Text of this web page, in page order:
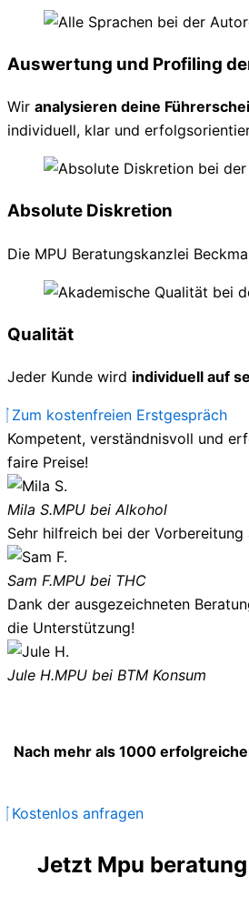
Auswertung und Profiling
Wir analysieren deine
individuell, klar und
Absolute Diskretion
Die MPU Beratungskanzlei
Qualität
Jeder Kunde wird individuell auf
Zum kostenfreien Erstgespräch
Kompetent, verständnisvoll und
faire Preise!
Mila S.MPU bei Alkohol
Sehr hilfreich bei der
Sam F.MPU bei THC
Dank der ausgezeichneten
die Unterstützung!
Jule H.MPU bei BTM Konsum
Nach mehr als 1000
Kostenlos anfragen
Jetzt Mpu